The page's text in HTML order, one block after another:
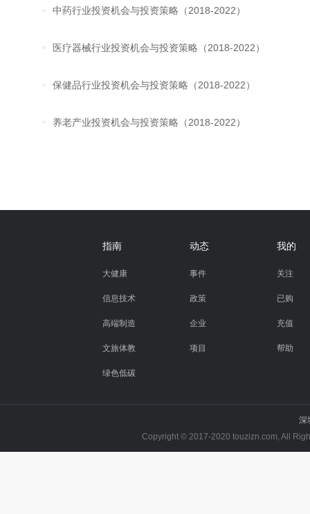
中药行业投资机会与投资策略（2018-2022）
医疗器械行业投资机会与投资策略（2018-2022）
保健品行业投资机会与投资策略（2018-2022）
养老产业投资机会与投资策略（2018-2022）
指南
大健康
信息技术
高端制造
文旅体教
绿色低碳
动态
事件
政策
企业
项目
我的
关注
已购
充值
帮助
深
Copyright © 2017-2020 touzizn.com, All